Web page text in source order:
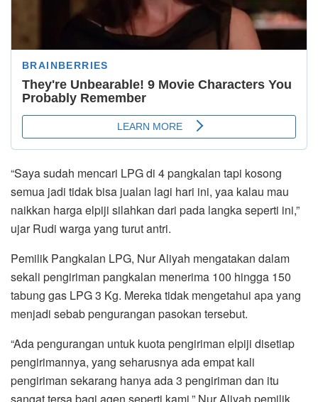
“Saya sudah mencari LPG di 4 pangkalan tapi kosong
semua jadi tidak bisa jualan lagi hari ini, yaa kalau mau
naikkan harga elpiji silahkan dari pada langka seperti ini,”
ujar Rudi warga yang turut antri.
Pemilik Pangkalan LPG, Nur Aliyah mengatakan dalam
sekali pengiriman pangkalan menerima 100 hingga 150
tabung gas LPG 3 Kg. Mereka tidak mengetahui apa yang
menjadi sebab pengurangan pasokan tersebut.
“Ada pengurangan untuk kuota pengiriman elpiji disetiap
pengirimannya, yang seharusnya ada empat kali
pengiriman sekarang hanya ada 3 pengiriman dan itu